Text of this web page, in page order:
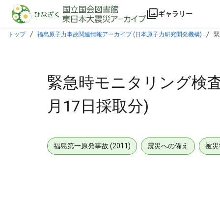
本文に飛ぶ
ギャラリー
トップ 福島原子力事故関連情報アーカイブ (日本原子力研究開発機構)
緊急時モニタリング検
月17日採取分)
福島第一原発事故 (2011) 震災への備え 被災